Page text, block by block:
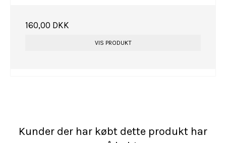
160,00 DKK
VIS PRODUKT
Kunder der har købt dette produkt har